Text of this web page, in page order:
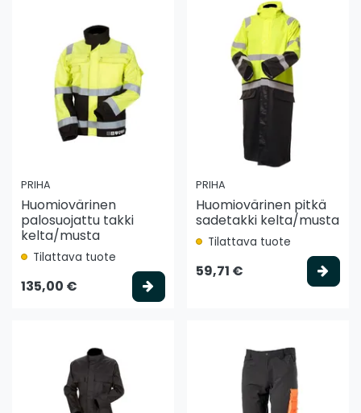
PRIHA
Huomiovärinen
palosuojattu takki
kelta/musta
Tilattava tuote
135,00 €
PRIHA
Huomiovärinen pitkä
sadetakki kelta/musta
Tilattava tuote
59,71 €